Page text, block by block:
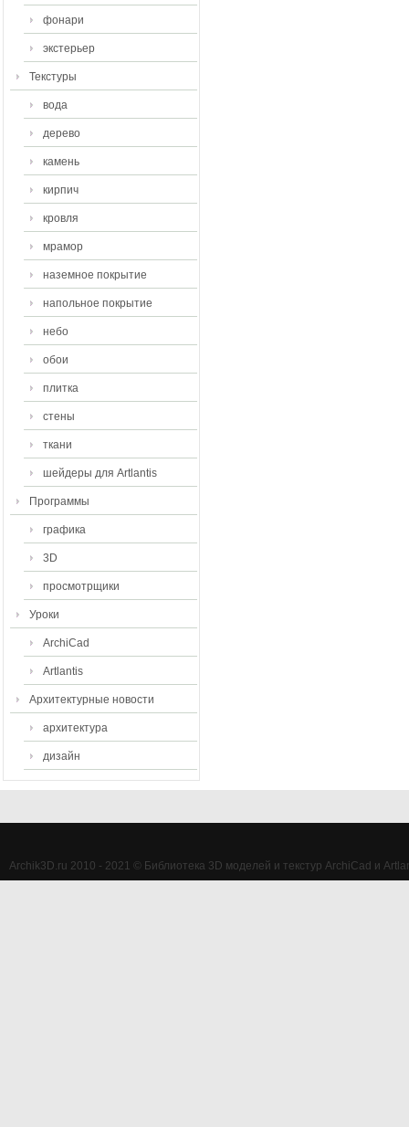
фонари
экстерьер
Текстуры
вода
дерево
камень
кирпич
кровля
мрамор
наземное покрытие
напольное покрытие
небо
обои
плитка
стены
ткани
шейдеры для Artlantis
Программы
графика
3D
просмотрщики
Уроки
ArchiCad
Artlantis
Архитектурные новости
архитектура
дизайн
Archik3D.ru 2010 - 2021 © Библиотека 3D моделей и текстур ArchiCad и